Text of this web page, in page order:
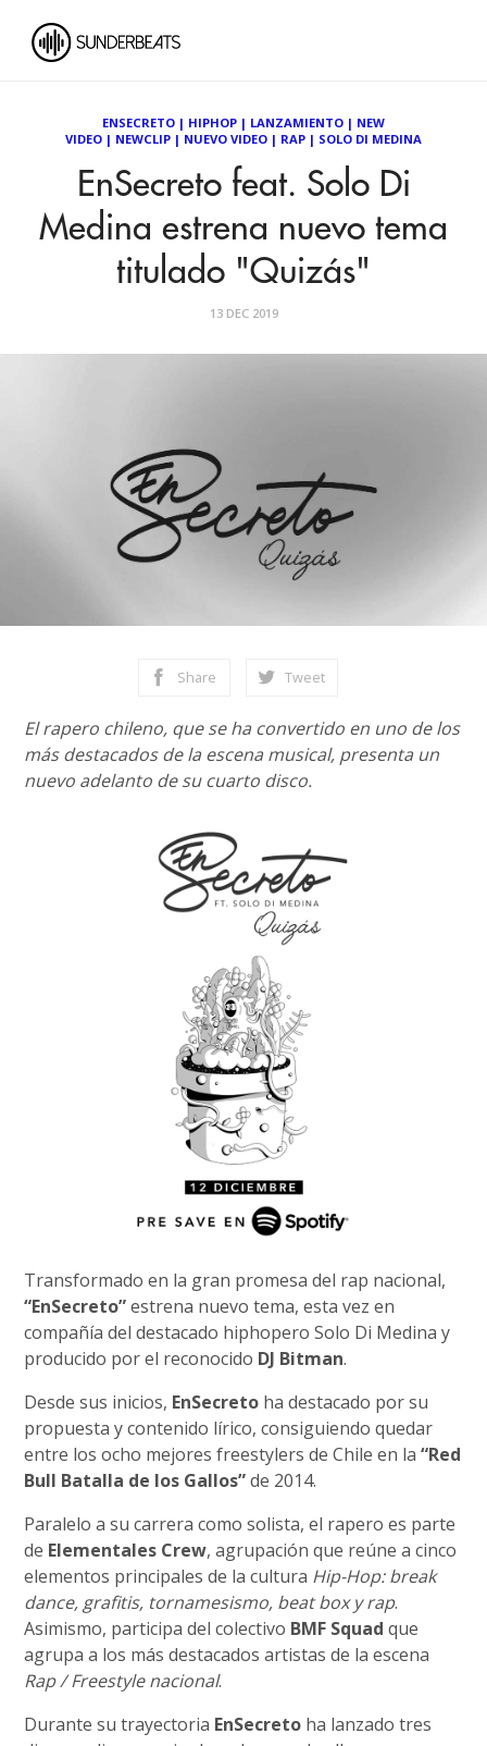
ENSECRETO | HIPHOP | LANZAMIENTO | NEW
VIDEO | NEWCLIP | NUEVO VIDEO | RAP | SOLO DI MEDINA
EnSecreto feat. Solo Di
Medina estrena nuevo tema
titulado "Quizás"
13 DEC 2019
Share Tweet
El rapero chileno, que se ha convertido en uno de los
más destacados de la escena musical, presenta un
nuevo adelanto de su cuarto disco.
Transformado en la gran promesa del rap nacional,
“EnSecreto”estrena nuevo tema, esta vez en
compañía del destacado hiphopero Solo Di Medina y
producido por el reconocido DJ Bitman.
Desde sus inicios, EnSecreto ha destacado por su
propuesta y contenido lírico, consiguiendo quedar
entre los ocho mejores freestylers de Chile en la“Red
Bull Batalla de los Gallos”de 2014.
Paralelo a su carrera como solista, el rapero es parte
de Elementales Crew, agrupación que reúne a cinco
elementos principales de la cultura Hip-Hop: break
dance, grafitis, tornamesismo, beat box y rap.
Asimismo, participa del colectivo BMF Squad que
agrupa a los más destacados artistas de la escena
Rap / Freestyle nacional.
Durante su trayectoria EnSecreto ha lanzado tres